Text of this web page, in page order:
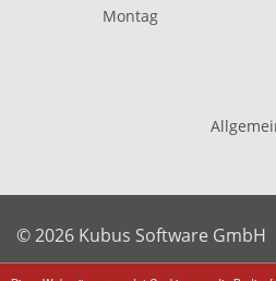
Montag
© 2026 Kubus Software GmbH